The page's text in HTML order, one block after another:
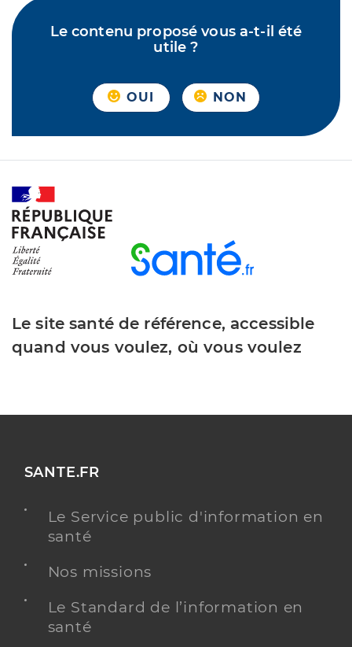
Le contenu proposé vous a-t-il été
utile ?
OUI NON
Le site santé de référence, accessible
quand vous voulez, où vous voulez
SANTE.FR
Le Service public d'information en
santé
Nos missions
Le Standard de l’information en
santé